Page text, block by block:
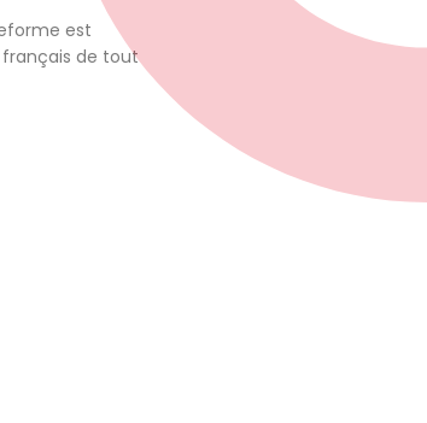
est
français de tout